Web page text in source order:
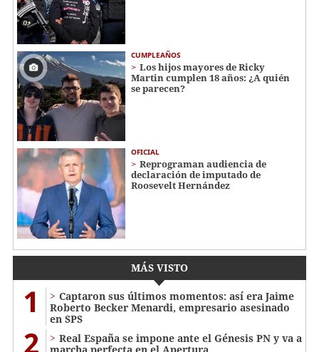
CUMPLEAÑOS
Los hijos mayores de Ricky
Martin cumplen 18 años: ¿A quién
se parecen?
OFICIAL
Reprograman audiencia de
declaración de imputado de
Roosevelt Hernández
MÁS VISTO
1
Captaron sus últimos momentos: así era Jaime
Roberto Becker Menardi​​​, empresario asesinado
en SPS
2
Real España se impone ante el Génesis PN y va a